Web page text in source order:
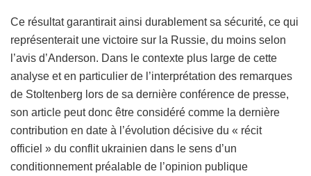
Ce résultat garantirait ainsi durablement sa sécurité, ce qui
représenterait une victoire sur la Russie, du moins selon
l’avis d’Anderson. Dans le contexte plus large de cette
analyse et en particulier de l’interprétation des remarques
de Stoltenberg lors de sa dernière conférence de presse,
son article peut donc être considéré comme la dernière
contribution en date à l’évolution décisive du « récit
officiel » du conflit ukrainien dans le sens d’un
conditionnement préalable de l’opinion publique